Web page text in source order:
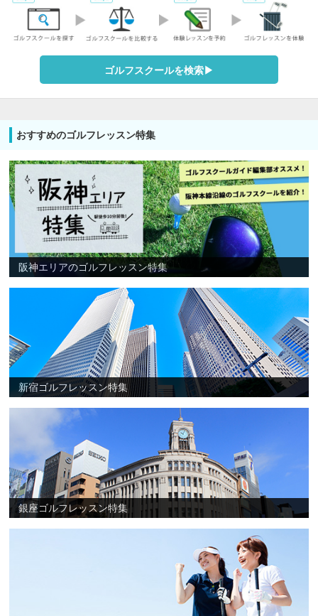
ゴルフスクールを検索▶︎
おすすめのゴルフレッスン特集
阪神エリアのゴルフレッスン特集
新宿ゴルフレッスン特集
銀座ゴルフレッスン特集